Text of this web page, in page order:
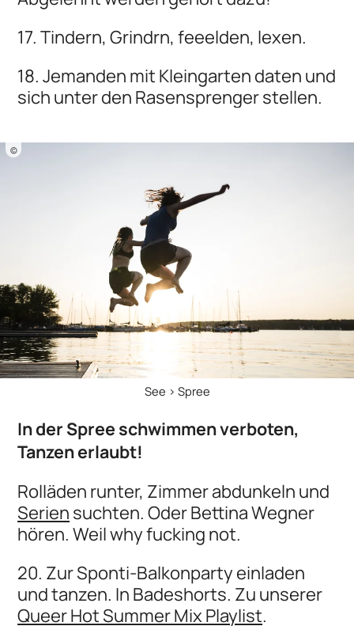
17. Tindern, Grindrn, feeelden, lexen.
18. Jemanden mit Kleingarten daten und
sich unter den Rasensprenger stellen.
©
See > Spree
In der Spree schwimmen verboten,
Tanzen erlaubt!
Rolläden runter, Zimmer abdunkeln und
Seriensuchten. Oder Bettina Wegner
hören. Weil why fucking not.
20. Zur Sponti-Balkonparty einladen
und tanzen. In Badeshorts. Zu unserer
Queer Hot Summer Mix Playlist.